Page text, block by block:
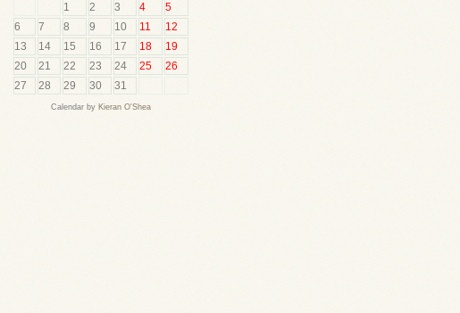
1 2 3 4
5
6
7 8 9 10 11
12
13
14 15 16 17 18
19
20
21 22 23 24 25
26
27
28 29 30 31
Calendar by Kieran O'Shea